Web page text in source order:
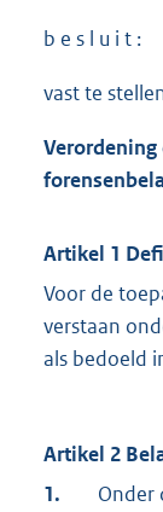
b e s l u i t :
vast te
Artikel 1
Voor de
verstaan
als bedoeld
Artikel 2
1.
Onder